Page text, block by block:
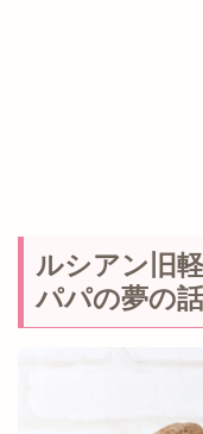
ルシアン旧
パパの夢の